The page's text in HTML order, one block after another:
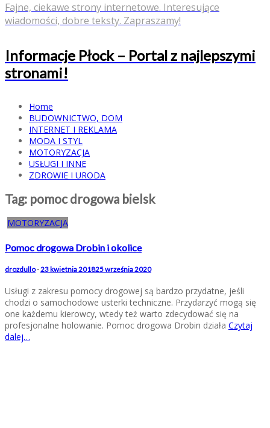
Fajne, ciekawe strony internetowe. Interesujące
wiadomości, dobre teksty. Zapraszamy!
Informacje Płock – Portal z najlepszymi
stronami!
Home
BUDOWNICTWO, DOM
INTERNET I REKLAMA
MODA I STYL
MOTORYZACJA
USŁUGI I INNE
ZDROWIE I URODA
Tag: pomoc drogowa bielsk
MOTORYZACJA
Pomoc drogowa Drobin i okolice
drozdullo-23 kwietnia 201825 września 2020
Usługi z zakresu pomocy drogowej są bardzo przydatne, jeśli
chodzi o samochodowe usterki techniczne. Przydarzyć mogą się
one każdemu kierowcy, wtedy też warto zdecydować się na
profesjonalne holowanie. Pomoc drogowa Drobin działa Czytaj
dalej…